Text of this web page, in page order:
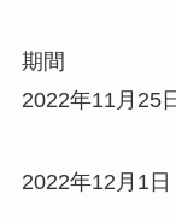
期間
2022年11月25
2022年12月1